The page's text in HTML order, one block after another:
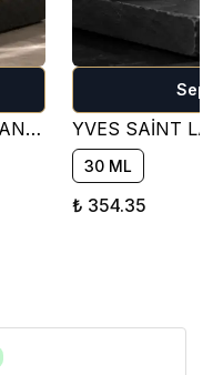
MEMO - MARFA PARFÜM ESANSI ( ÇİÇEKSİ )
30 ML
₺ 354.35